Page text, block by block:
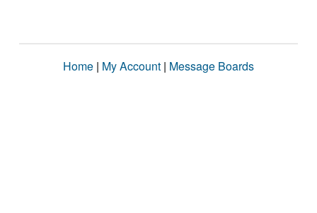
Home | My Account | Message Boards